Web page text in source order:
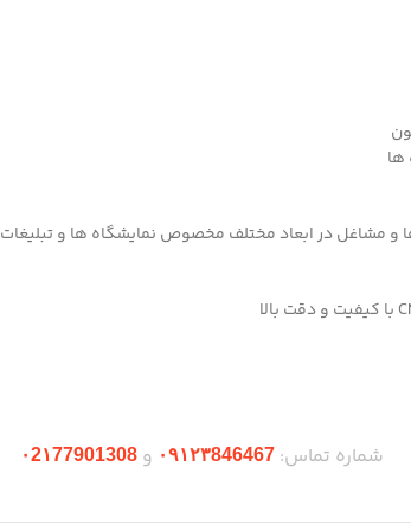
ها
مشاغل در ابعاد مختلف مخصوص نمایشگاه ها و تبلیغات
شماره تماس: ۰۹۱۲۳846467 و ۰2۱77901308